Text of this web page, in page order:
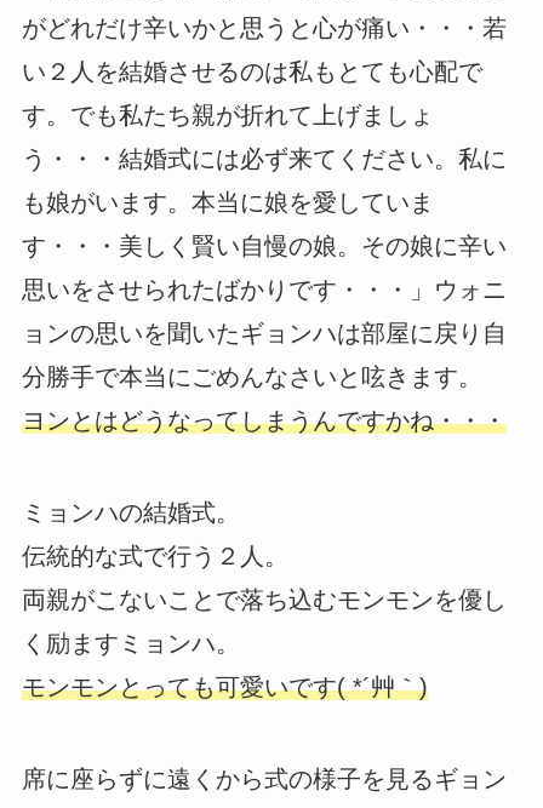
がどれだけ辛いかと思うと心が痛い・・・若
い２人を結婚させるのは私もとても心配で
す。でも私たち親が折れて上げましょ
う・・・結婚式には必ず来てください。私に
も娘がいます。本当に娘を愛していま
す・・・美しく賢い自慢の娘。その娘に辛い
思いをさせられたばかりです・・・」ウォニ
ョンの思いを聞いたギョンハは部屋に戻り自
分勝手で本当にごめんなさいと呟きます。
ヨンとはどうなってしまうんですかね・・・
ミョンハの結婚式。
伝統的な式で行う２人。
両親がこないことで落ち込むモンモンを優し
く励ますミョンハ。
モンモンとっても可愛いです( *´艸｀)
席に座らずに遠くから式の様子を見るギョン